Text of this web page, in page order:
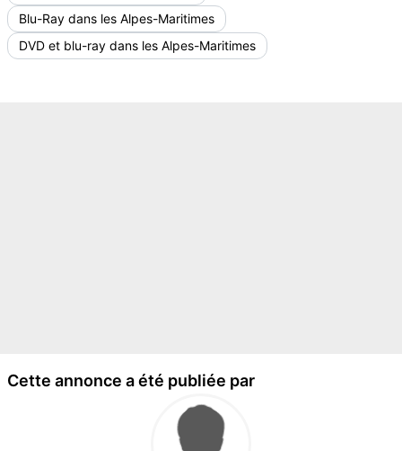
Blu-Ray dans les Alpes-Maritimes
DVD et blu-ray dans les Alpes-Maritimes
Cette annonce a été publiée par